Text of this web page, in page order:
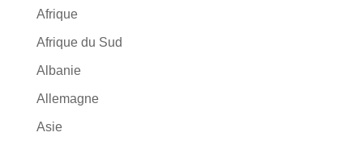
Afrique
Afrique du Sud
Albanie
Allemagne
Asie